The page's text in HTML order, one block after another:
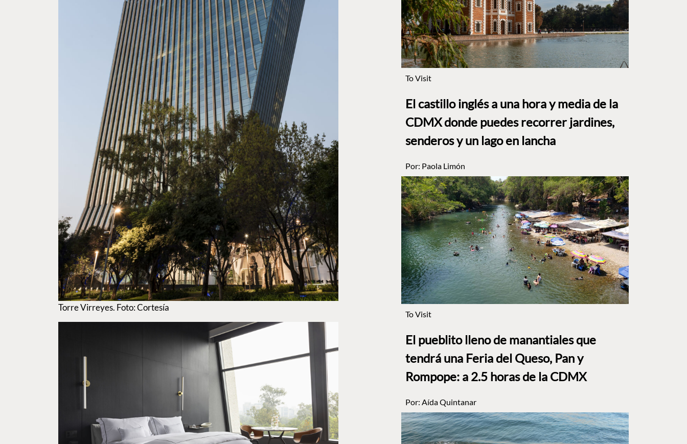
Torre Virreyes. Foto: Cortesía
To Visit
El castillo inglés a una hora y media de la
CDMX donde puedes recorrer jardines,
senderos y un lago en lancha
Por: Paola Limón
To Visit
El pueblito lleno de manantiales que
tendrá una Feria del Queso, Pan y
Rompope: a 2.5 horas de la CDMX
Por: Aída Quintanar